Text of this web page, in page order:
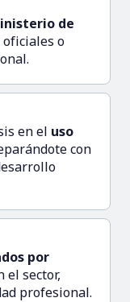
de
oficiales o
en el uso
con
por
el sector,
profesional.